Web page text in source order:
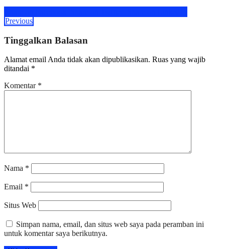
Previous
Tinggalkan Balasan
Alamat email Anda tidak akan dipublikasikan. Ruas yang wajib
ditandai *
Komentar *
Nama *
Email *
Situs Web
Simpan nama, email, dan situs web saya pada peramban ini
untuk komentar saya berikutnya.